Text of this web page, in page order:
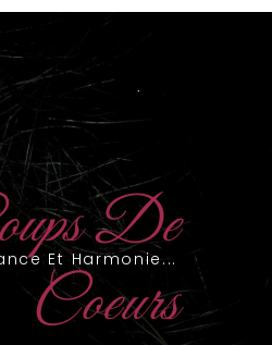
De
Coeurs
Et Harmonie...